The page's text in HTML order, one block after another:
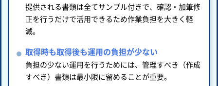
提供される書類は全てサンプル付きで、確認・加筆修
正を行うだけで活用できるため作業負担を大きく軽
減。
取得時も取得後も運用の負担が少ない
負担の少ない運用を行うためには、管理すべき（作成
すべき）書類は最小限に留めることが重要。